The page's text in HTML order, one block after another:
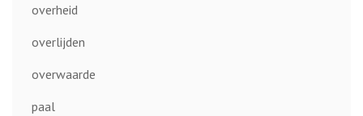
overheid
overlijden
overwaarde
paal